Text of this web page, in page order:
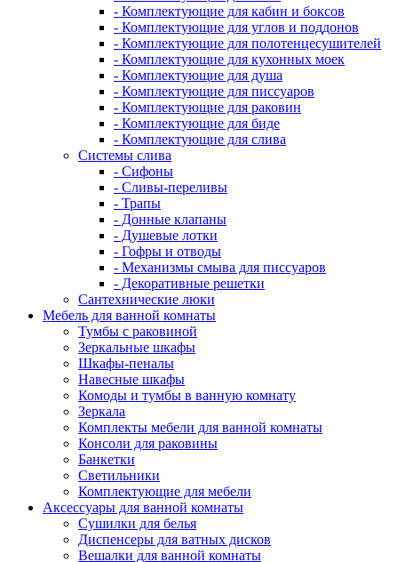
- Комплектующие для кабин и боксов
- Комплектующие для углов и поддонов
- Комплектующие для полотенцесушителей
- Комплектующие для кухонных моек
- Комплектующие для душа
- Комплектующие для писсуаров
- Комплектующие для раковин
- Комплектующие для биде
- Комплектующие для слива
Системы слива
- Сифоны
- Сливы-переливы
- Трапы
- Донные клапаны
- Душевые лотки
- Гофры и отводы
- Механизмы смыва для писсуаров
- Декоративные решетки
Сантехнические люки
Мебель для ванной комнаты
Тумбы с раковиной
Зеркальные шкафы
Шкафы-пеналы
Навесные шкафы
Комоды и тумбы в ванную комнату
Зеркала
Комплекты мебели для ванной комнаты
Консоли для раковины
Банкетки
Светильники
Комплектующие для мебели
Аксессуары для ванной комнаты
Сушилки для белья
Диспенсеры для ватных дисков
Вешалки для ванной комнаты